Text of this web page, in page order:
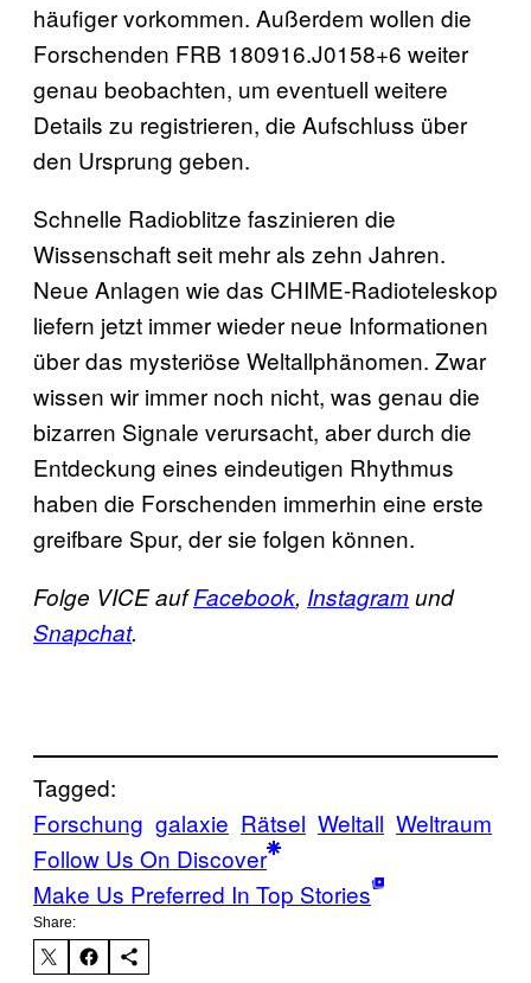
häufiger vorkommen. Außerdem wollen die
Forschenden FRB 180916.J0158+6 weiter
genau beobachten, um eventuell weitere
Details zu registrieren, die Aufschluss über
den Ursprung geben.
Schnelle Radioblitze faszinieren die
Wissenschaft seit mehr als zehn Jahren.
Neue Anlagen wie das CHIME-Radioteleskop
liefern jetzt immer wieder neue Informationen
über das mysteriöse Weltallphänomen. Zwar
wissen wir immer noch nicht, was genau die
bizarren Signale verursacht, aber durch die
Entdeckung eines eindeutigen Rhythmus
haben die Forschenden immerhin eine erste
greifbare Spur, der sie folgen können.
Folge VICE aufFacebook, Instagramund
Snapchat.
Tagged:
Forschung galaxie Rätsel Weltall Weltraum
Follow Us On Discover
Make Us Preferred In Top Stories
Share: